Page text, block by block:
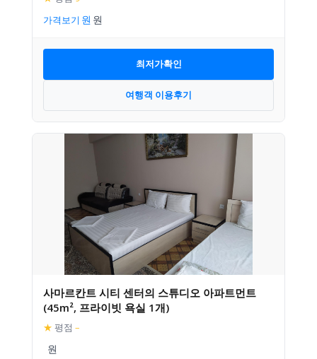
가격보기
최저가확인
여행객 이용후기
사마르칸트 시티 센터의 스튜디오 아파트먼트
(45m², 프라이빗 욕실 1개)
★ 평점 –